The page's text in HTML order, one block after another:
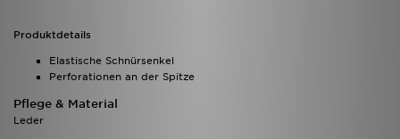
Produktdetails
Elastische Schnürsenkel
Perforationen an der Spitze
Pflege & Material
Leder